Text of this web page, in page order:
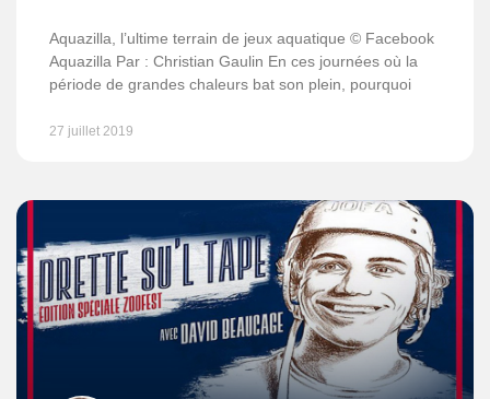
Aquazilla, l’ultime terrain de jeux aquatique © Facebook
Aquazilla Par : Christian Gaulin En ces journées où la
période de grandes chaleurs bat son plein, pourquoi
27 juillet 2019